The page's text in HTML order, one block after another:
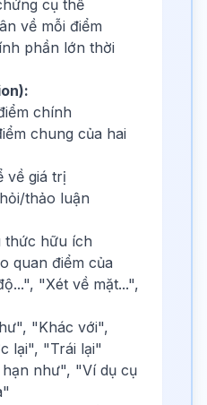
cụ thể
về mỗi điểm
phần lớn thời
chính
chung của hai
về giá trị
thảo luận
thức hữu ích
quan điểm của
"Xét về mặt...",
"Khác với",
lại", "Trái lại"
như", "Ví dụ cụ